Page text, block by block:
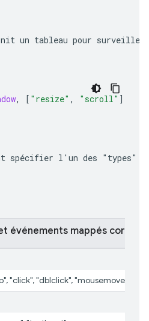
un tableau pour
, [ "resize" , "scroll" ])
spécifier l'un des "types"
événements mappés
"click", "dblclick", "mousemove",